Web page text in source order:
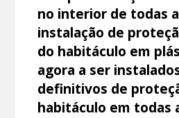
no interior de todas
instalação de
do habitáculo em
agora a ser
definitivos de
habitáculo em todas